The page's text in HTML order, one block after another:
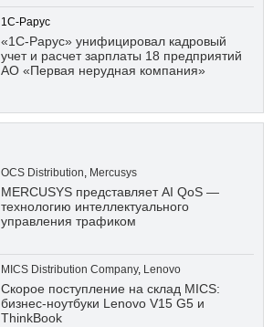
1С-Рарус
«1С-Рарус» унифицировал кадровый
учет и расчет зарплаты 18 предприятий
АО «Первая нерудная компания»
OCS Distribution Mercusys
MERCUSYS представляет AI QoS —
технологию интеллектуального
управления трафиком
MICS Distribution Company, Lenovo
Скорое поступление на склад MICS:
бизнес-ноутбуки Lenovo V15 G5 и
ThinkBook